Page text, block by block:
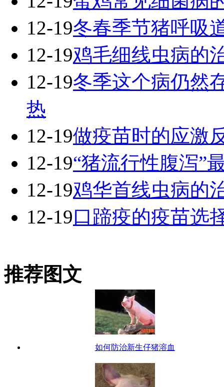
12-19冬春季节猪呼吸
12-19鸡毛细线虫病的
12-19冬季这个病仍然
热
12-19做疫苗时的应激
12-19“猪流行性腹泻”
12-19鸡华首线虫病的
12-19口蹄疫的疫苗选
推荐图文
如何防治新生仔猪溶血